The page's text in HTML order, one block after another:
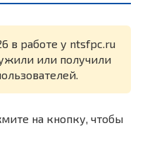
в работе у ntsfpc.ru
или получили
на кнопку, чтобы